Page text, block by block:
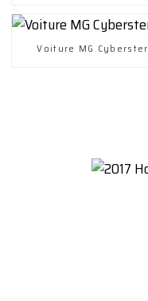
Voiture MG Cyberster